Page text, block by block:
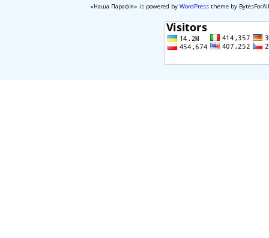
«Наша Парафія» is powered by WordPresstheme by